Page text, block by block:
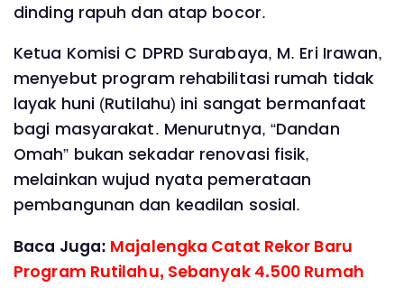
dinding rapuh dan atap bocor.
Ketua Komisi C DPRD Surabaya, M. Eri Irawan,
menyebut program rehabilitasi rumah tidak
layak huni (Rutilahu) ini sangat bermanfaat
bagi masyarakat. Menurutnya, “Dandan
Omah” bukan sekadar renovasi fisik,
melainkan wujud nyata pemerataan
pembangunan dan keadilan sosial.
Baca Juga: Majalengka Catat Rekor Baru
Program Rutilahu, Sebanyak 4.500 Rumah